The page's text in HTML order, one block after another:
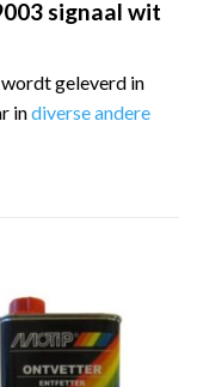
signaal wit
geleverd in
indiverse andere